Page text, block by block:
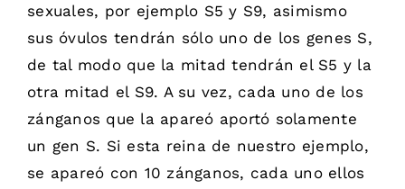
sexuales, por ejemplo S5 y S9, asimismo
sus óvulos tendrán sólo uno de los genes S,
de tal modo que la mitad tendrán el S5 y la
otra mitad el S9. A su vez, cada uno de los
zánganos que la apareó aportó solamente
un gen S. Si esta reina de nuestro ejemplo,
se apareó con 10 zánganos, cada uno ellos